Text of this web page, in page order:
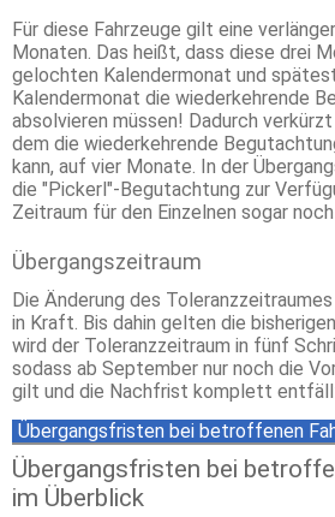
Für diese Fahrzeuge gilt eine
Monaten. Das heißt, dass diese drei
gelochten Kalendermonat und
Kalendermonat die wiederkehrende
absolvieren müssen! Dadurch
dem die wiederkehrende
kann, auf vier Monate. In der
die "Pickerl"-Begutachtung zur
Zeitraum für den Einzelnen sogar
Übergangszeitraum
Die Änderung des
in Kraft. Bis dahin gelten die
wird der Toleranzzeitraum in fünf
sodass ab September nur noch die
gilt und die Nachfrist komplett
Übergangsfristen bei betroffenen
Übergangsfristen bei
im Überblick